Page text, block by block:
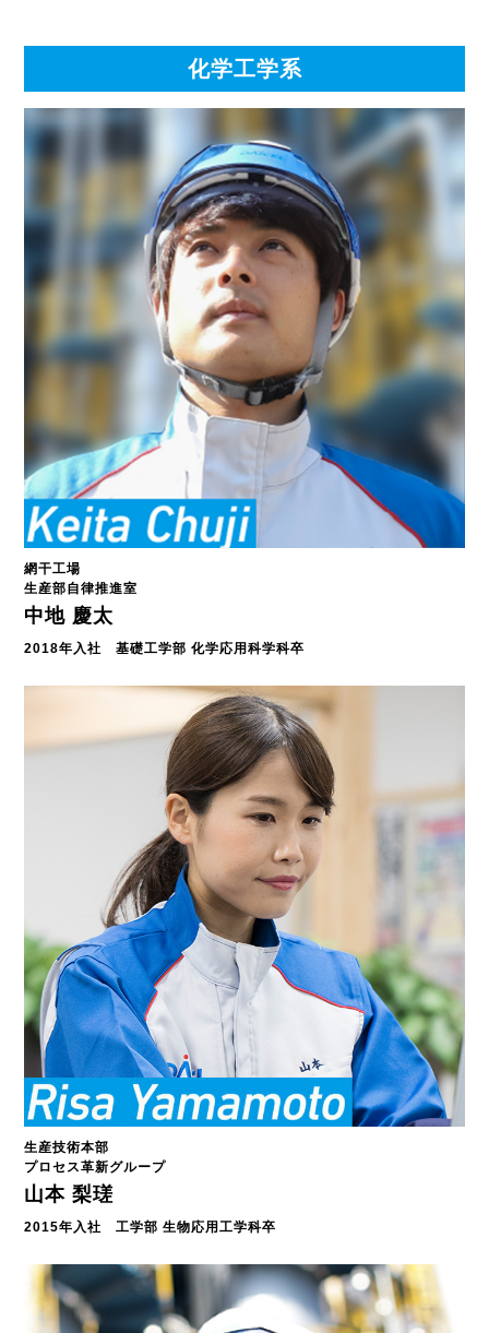
化学工学系
網干工場
生産部自律推進室
中地 慶太
2018年入社 基礎工学部 化学応用科学科卒
生産技術本部
プロセス革新グループ
山本 梨瑳
2015年入社 工学部 生物応用工学科卒